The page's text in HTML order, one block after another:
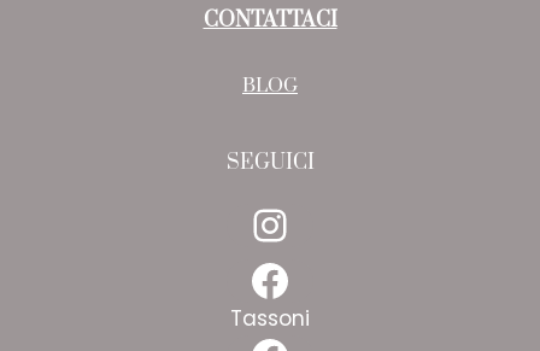
CONTATTACI
BLOG
SEGUICI
Instagram
Facebook
Tassoni